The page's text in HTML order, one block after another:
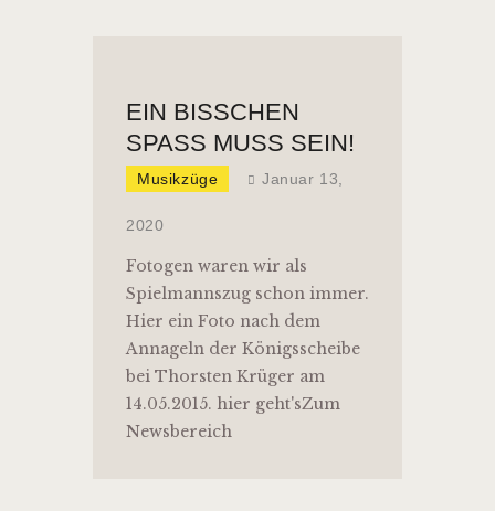
EIN BISSCHEN
SPASS MUSS SEIN!
Musikzüge Januar 13,
2020
Fotogen waren wir als
Spielmannszug schon immer.
Hier ein Foto nach dem
Annageln der Königsscheibe
bei Thorsten Krüger am
14.05.2015. hier geht'sZum
Newsbereich